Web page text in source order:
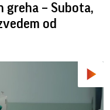
greha – Subota,
od